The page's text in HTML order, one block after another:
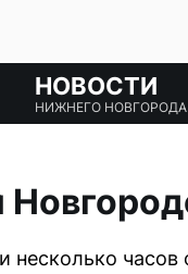
НОВОСТИ
НИЖНЕГО НОВГОРОДА